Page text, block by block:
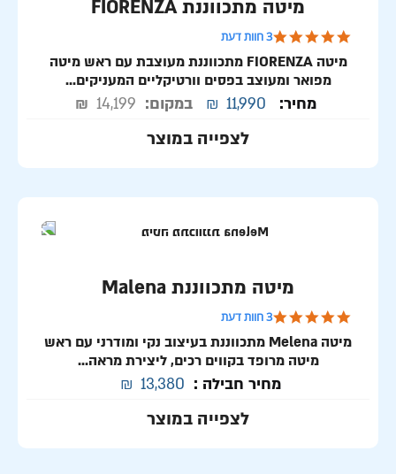
מיטה מתכווננת FIORENZA
5.0 star rating
3 חוות דעת
מיטה FIORENZA מתכווננת מעוצבת עם ראש מיטה
מפואר ומעוצב בפסים וורטיקליים המעניקים...
מחיר: 11,990
₪ במקום: 14,199
₪
לצפייה במוצר
מיטה מתכווננת Malena
5.0 star rating
3 חוות דעת
מיטה Melena מתכווננת בעיצוב נקי ומודרני עם ראש
מיטה מרופד בקווים רכים, ליצירת מראה...
מחיר חבילה : 13,380
₪
לצפייה במוצר